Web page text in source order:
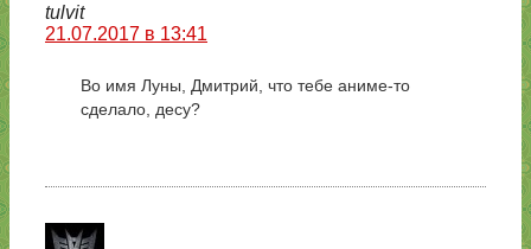
tulvit
21.07.2017 в 13:41
Во имя Луны, Дмитрий, что тебе аниме-то
сделало, десу?